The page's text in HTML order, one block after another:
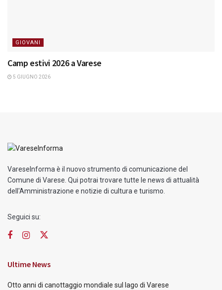
GIOVANI
Camp estivi 2026 a Varese
5 GIUGNO 2026
VareseInforma è il nuovo strumento di comunicazione del
Comune di Varese. Qui potrai trovare tutte le news di attualità
dell'Amministrazione e notizie di cultura e turismo.
Seguici su:
Ultime News
Otto anni di canottaggio mondiale sul lago di Varese